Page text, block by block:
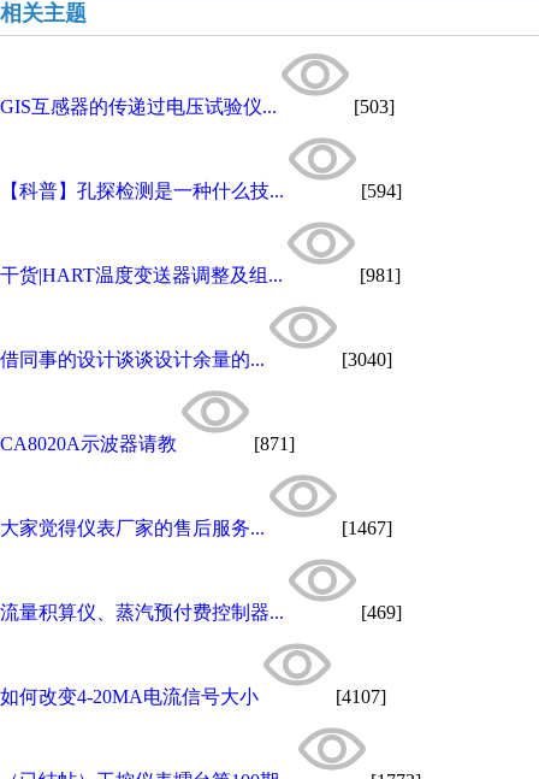
相关主题
GIS互感器的传递过电压试验仪... [503]
【科普】孔探检测是一种什么技... [594]
干货|HART温度变送器调整及组... [981]
借同事的设计谈谈设计余量的... [3040]
CA8020A示波器请教 [871]
大家觉得仪表厂家的售后服务... [1467]
流量积算仪、蒸汽预付费控制器... [469]
如何改变4-20MA电流信号大小 [4107]